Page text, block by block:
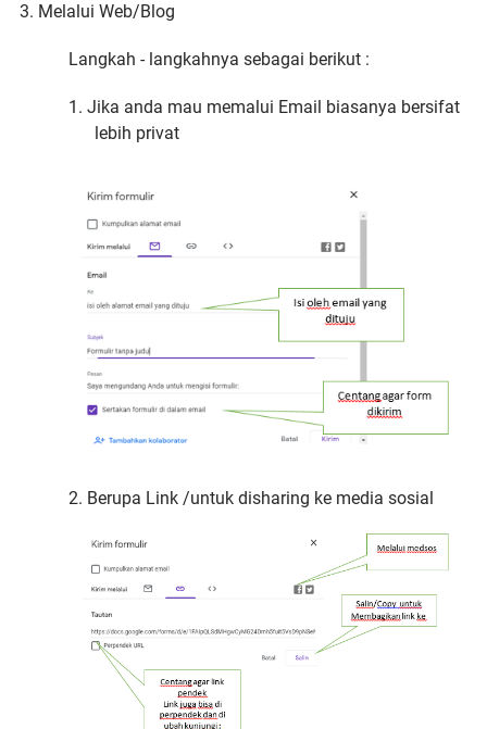
Melalui Web/Blog
Langkah - langkahnya sebagai berikut :
1. Jika anda mau memalui Email biasanya bersifat
lebih privat
2. Berupa Link /untuk disharing ke media sosial